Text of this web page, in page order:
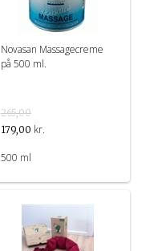
Novasan Massagecreme
på 500 ml.
265,00
179,00 kr.
500 ml